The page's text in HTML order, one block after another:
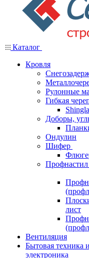
Каталог
Кровля
Рулонные
Гибкая
Доборы,
Ондулин
Шифер
лист
Вентиляция
Бытовая техника и
электроника